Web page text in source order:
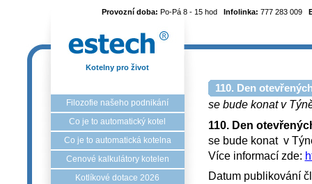
Provozní doba: Po-Pá 8 - 15 hod Infolinka: 777 283 009
Kotelny pro život
Filozofie našeho podnikání
Co je to automatický kotel
Co je to automatická kotelna
Cenové kalkulátory kotelen
Kotlíkové dotace 2026
110. Den
se bude konat v
110. Den
se bude konat v
Více informací zde:
Datum publikování